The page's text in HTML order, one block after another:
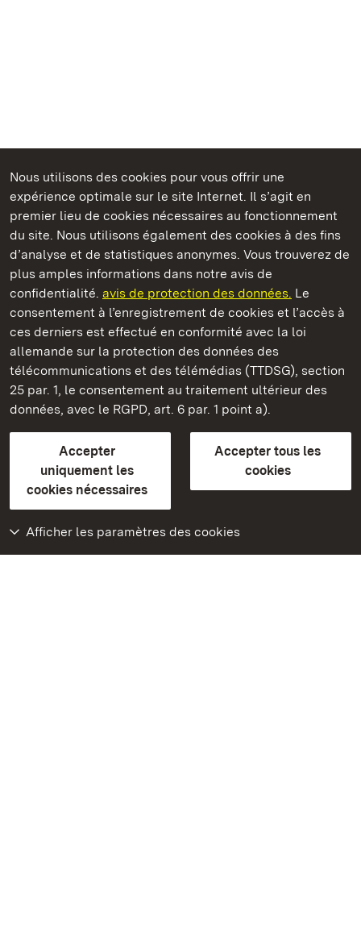
Nous utilisons des cookies pour vous offrir une
expérience optimale sur le site Internet. Il s’agit en
premier lieu de cookies nécessaires au fonctionnement
du site. Nous utilisons également des cookies à des fins
d’analyse et de statistiques anonymes. Vous trouverez de
plus amples informations dans notre avis de
confidentialité. avis de protection des données. Le
consentement à l’enregistrement de cookies et l’accès à
ces derniers est effectué en conformité avec la loi
allemande sur la protection des données des
télécommunications et des télémédias (TTDSG), section
25 par. 1, le consentement au traitement ultérieur des
données, avec le RGPD, art. 6 par. 1 point a).
Accepter
uniquement les
cookies nécessaires
Accepter tous les
cookies
Afficher les paramètres des cookies
Châteaux et jardins publics du Bade-Wurtemberg
Château de la Favorite de Rastatt
Châteaux et jardins publics du Bade-Wurtemberg
Contact et informationsFAQ et réponsesMentions légales
Protection des données
Explications sur l’accessibilité
BITV-konform (geprüfte Seiten)
plus loin
Accueil
Monuments
Rendez-nous visite